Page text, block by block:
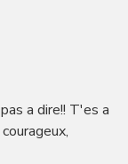
a dire!! T'es a